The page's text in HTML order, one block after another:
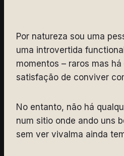
Por natureza sou uma
uma introvertida
momentos – raros mas
satisfação de conviver
No entanto, não há
num sitio onde ando uns
sem ver vivalma ainda